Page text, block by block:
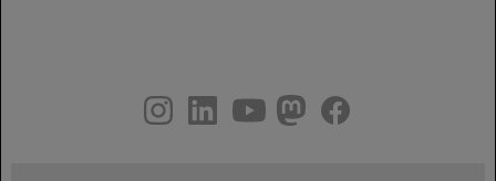
youtube
helmholtz.social
facebook